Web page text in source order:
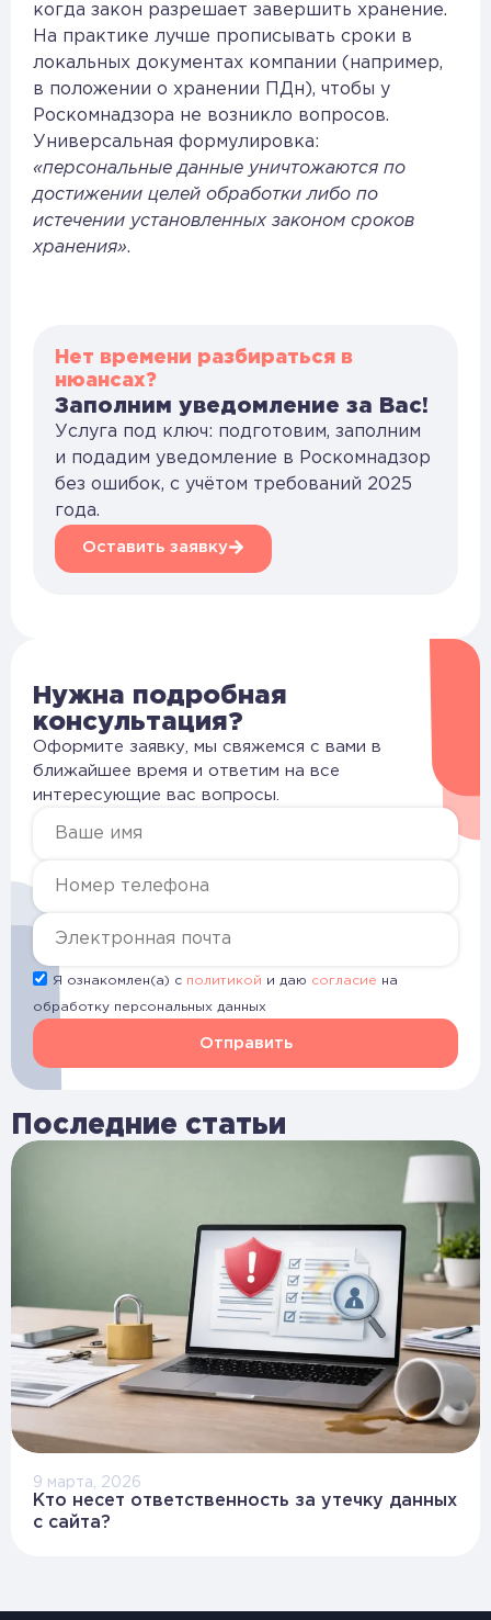
когда закон разрешает завершить хранение.
На практике лучше прописывать сроки в
локальных документах компании (например,
в положении о хранении ПДн), чтобы у
Роскомнадзора не возникло вопросов.
Универсальная формулировка:
«персональные данные уничтожаются по
достижении целей обработки либо по
истечении установленных законом сроков
хранения».
Нет времени разбираться в
нюансах?
Заполним уведомление за Вас!
Услуга под ключ: подготовим, заполним
и подадим уведомление в Роскомнадзор
без ошибок, с учётом требований 2025
года.
Оставить заявку
Последние статьи
9 марта, 2026
Кто несет ответственность за утечку данных
с сайта?
Нужна подробная
консультация?
Оформите заявку, мы свяжемся с вами в
ближайшее время и ответим на все
интересующие вас вопросы.
Я ознакомлен(а) с политикой и даю согласие на
обработку персональных данных
Отправить